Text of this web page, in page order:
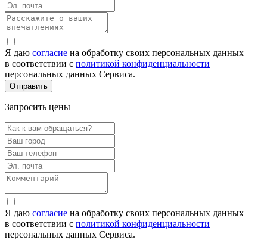
Я даю согласие на обработку своих персональных данных
в соответствии с политикой конфиденциальности
персональных данных Сервиса.
Запросить цены
Я даю согласие на обработку своих персональных данных
в соответствии с политикой конфиденциальности
персональных данных Сервиса.